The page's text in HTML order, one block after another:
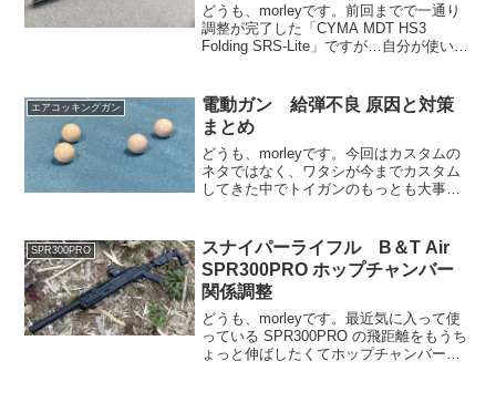
どうも、morleyです。前回までで一通り
調整が完了した「CYMA MDT HS3
Folding SRS-Lite」ですが…自分が使いや
トを買いました。SCALARWO...
エアコッキングガン
電動ガン 給弾不良 原因と対策
まとめ
どうも、morleyです。今回はカスタムの
ネタではなく、ワタシが今までカスタム
してきた中でトイガンのもっとも大事な
不良」について経験とどう対応したかを
まとめたいと思い...
SPR300PRO
スナイパーライフル B＆T Air
SPR300PRO ホップチャンバー
関係調整
どうも、morleyです。最近気に入って使
っている SPR300PRO の飛距離をもうち
ょっと伸ばしたくてホップチャンバー関